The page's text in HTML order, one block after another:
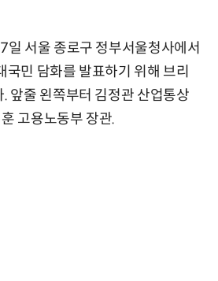
일 서울 종로구 정부서울청사에서
국민 담화를 발표하기 위해 브리
앞줄 왼쪽부터 김정관 산업통상
고용노동부 장관.